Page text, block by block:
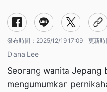
發布時間： 2025/12/19 17:09 更新時
Diana Lee
Seorang wanita Jepang
mengumumkan